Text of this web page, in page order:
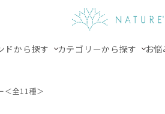
ドから探す カテゴリーから探す お悩
＜全11種＞